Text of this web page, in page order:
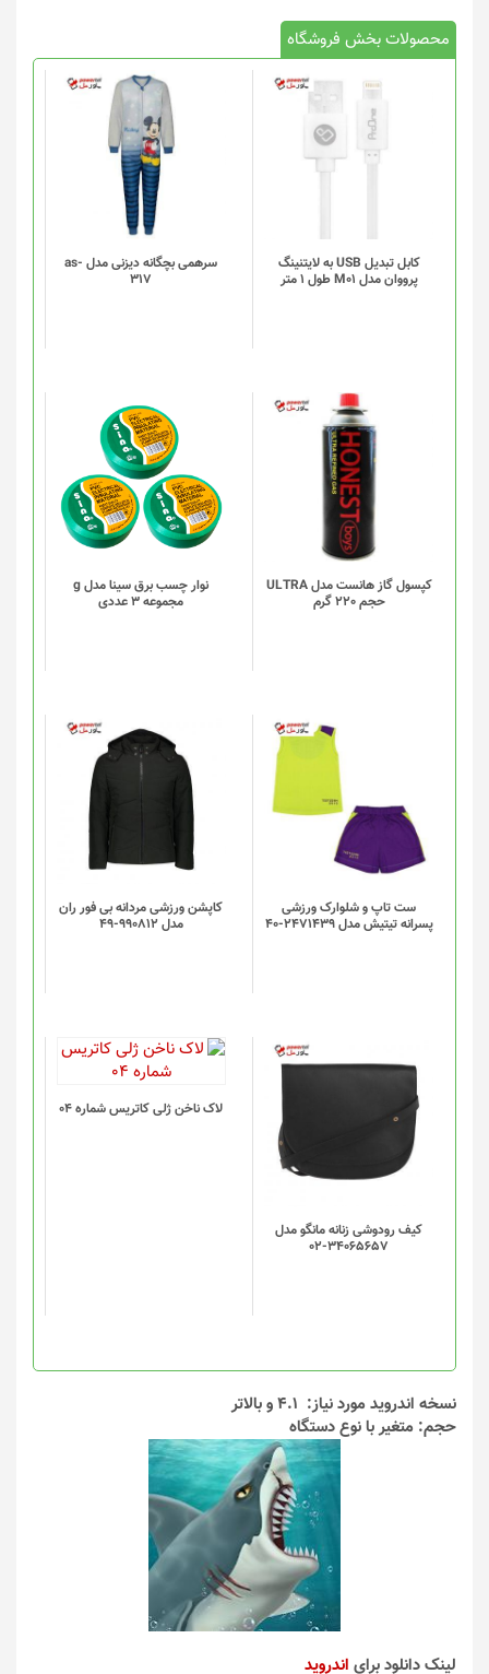
محصولات بخش فروشگاه
کابل تبدیل USB به لایتنینگ
پرووان مدل M01 طول 1 متر
سرهمی بچگانه دیزنی مدل as-
317
کپسول گاز هانست مدل ULTRA
حجم 220 گرم
نوار چسب برق سینا مدل g
مجموعه 3 عددی
ست تاپ و شلوارک ورزشی
پسرانه تیتیش مدل 2471439-40
کاپشن ورزشی مردانه بی فور ران
مدل 990812-49
کیف رودوشی زنانه مانگو مدل
34065657-02
لاک ناخن ژلی کاتریس شماره 04
نسخه اندروید مورد نیاز: 4.1 و بالاتر
حجم: متغیر با نوع دستگاه
لینک دانلود برای اندروید